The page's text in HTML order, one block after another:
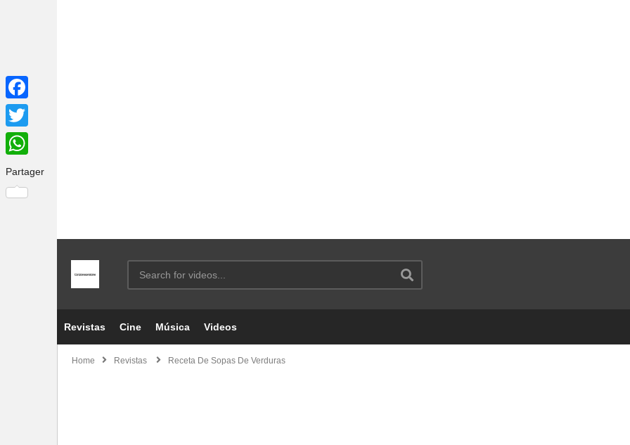
Revistas Cine Música Videos
Home Revistas Receta De Sopas De Verduras
Facebook
Twitter
WhatsApp
Partager